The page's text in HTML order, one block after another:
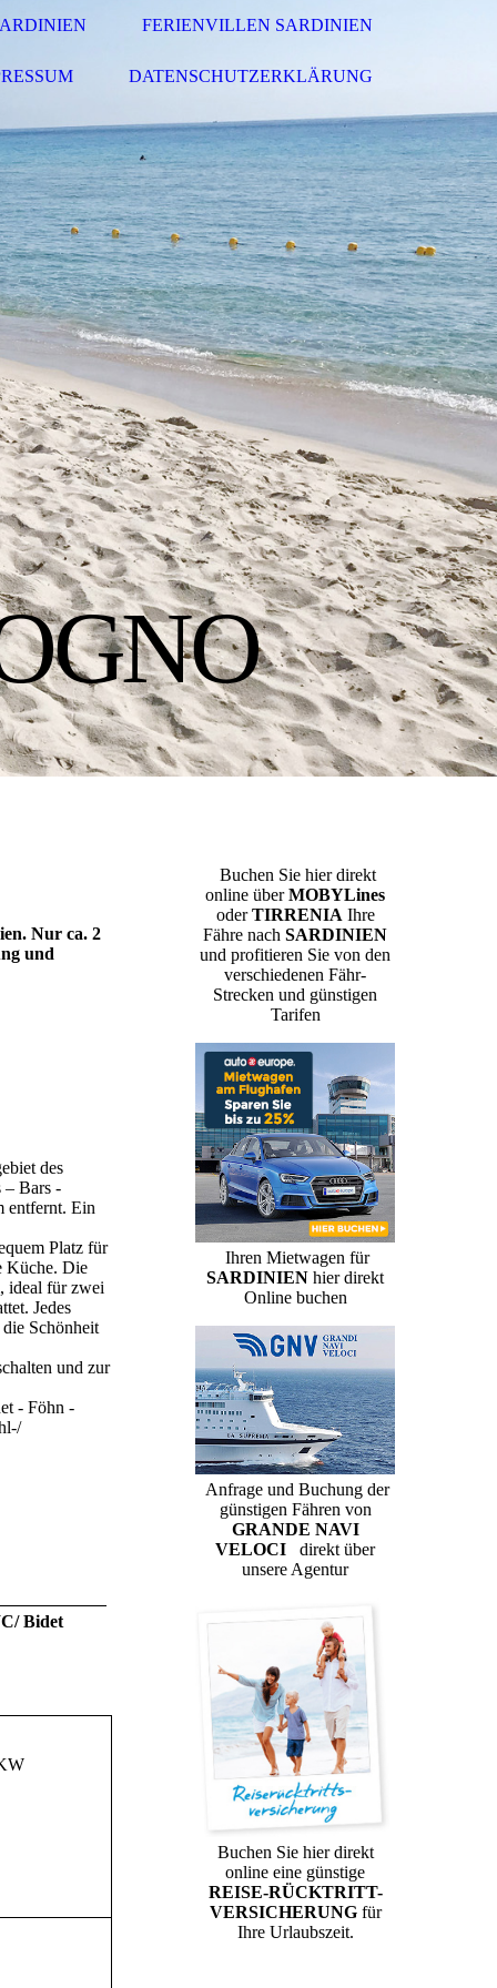
FERIENVILLEN SARDINIEN
DATENSCHUTZERKLÄRUNG
Nur ca. 2
und
des
– Bars -
entfernt. Ein
Platz für
Küche. Die
ideal für zwei
Jedes
Schönheit
und zur
- Föhn -
Bidet
Buchen Sie hier direkt
online überMOBYLines
oderTIRRENIA Ihre
Fähre nach SARDINIEN
und profitieren Sie von den
verschiedenen Fähr-
Strecken und günstigen
Tarifen
Ihren Mietwagen für
SARDINIEN hier direkt
Online buchen
Anfrage und Buchung der
günstigen Fähren von
GRANDE NAVI
VELOCI direkt über
unsere Agentur
Buchen Sie hier direkt
online eine günstige
REISE-RÜCKTRITT-
VERSICHERUNGfür
Ihre Urlaubszeit.